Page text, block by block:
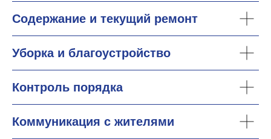
Содержание и текущий ремонт
Уборка и благоустройство
Контроль порядка
Коммуникация с жителями